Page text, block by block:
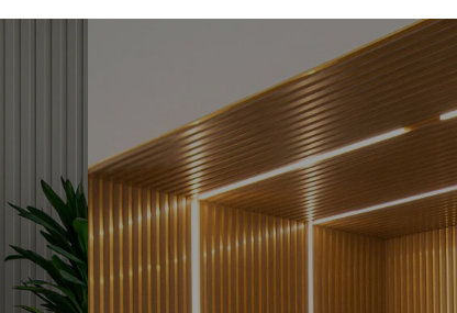
RODAPÉS